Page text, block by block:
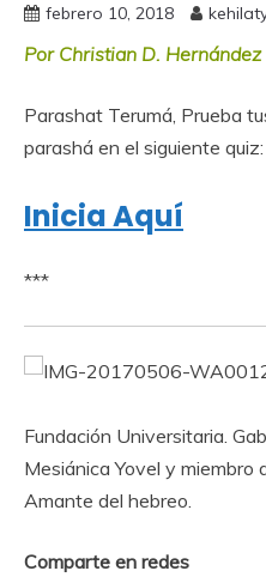
febrero 10, 2018
Por Christian D. Hernández
Parashat Terumá, Prueba
parashá en el siguiente quiz:
Inicia Aquí
***
Fundación Universitaria.
Mesiánica Yovel y miembro
Amante del hebreo.
Comparte en redes